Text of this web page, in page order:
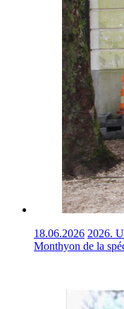
18.06.2026 2026.
Monthyon de la